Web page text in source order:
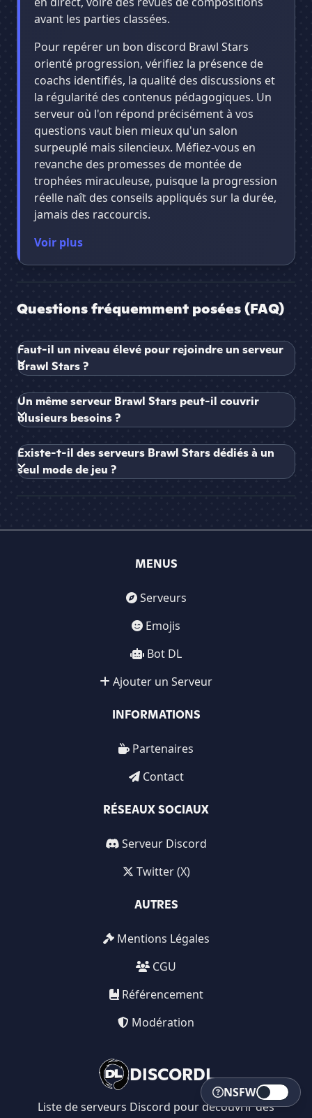
avant les parties classées.
Pour repérer un bon discord Brawl Stars
orienté progression, vérifiez la présence de
coachs identifiés, la qualité des discussions et
la régularité des contenus pédagogiques. Un
serveur où l'on répond précisément à vos
questions vaut bien mieux qu'un salon
surpeuplé mais silencieux. Méfiez-vous en
revanche des promesses de montée de
trophées miraculeuse, puisque la progression
réelle naît des conseils appliqués sur la durée,
jamais des raccourcis.
Voir plus
Questions fréquemment posées (FAQ)
Faut-il un niveau élevé pour rejoindre un serveur
Brawl Stars ?
Un même serveur Brawl Stars peut-il couvrir
plusieurs besoins ?
Existe-t-il des serveurs Brawl Stars dédiés à un
seul mode de jeu ?
NSFW
DISCORDL
Liste de serveurs Discord pour découvrir des
MENUS
Serveurs
Emojis
Bot DL
Ajouter un Serveur
INFORMATIONS
Partenaires
Contact
RÉSEAUX SOCIAUX
Serveur Discord
Twitter (X)
AUTRES
Mentions Légales
CGU
Référencement
Modération